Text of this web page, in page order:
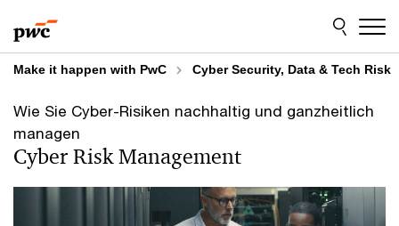
to
content
to
footer
Make it happen with PwC Cyber Security, Data & Tech Risk
Wie Sie Cyber-Risiken nachhaltig und ganzheitlich
managen
Cyber Risk Management